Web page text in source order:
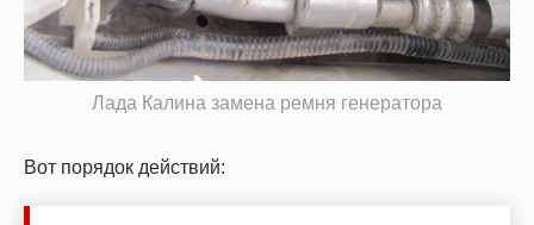
Лада Калина замена ремня генератора
Вот порядок действий: